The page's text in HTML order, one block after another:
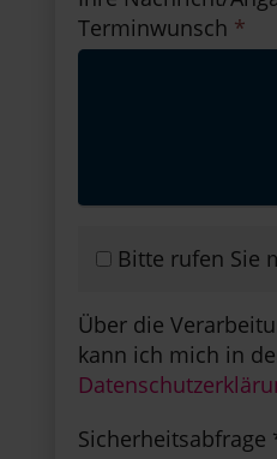
Terminwunsch *
Bitte rufen Sie
Über die
kann ich mich in
Sicherheitsabfrage